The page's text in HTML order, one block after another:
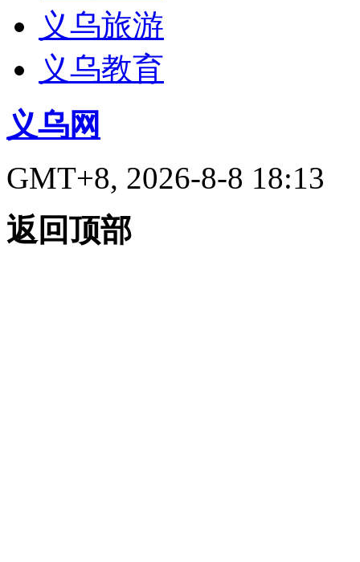
义乌旅游
义乌教育
义乌网
GMT+8, 2026-8-8 18:13
返回顶部